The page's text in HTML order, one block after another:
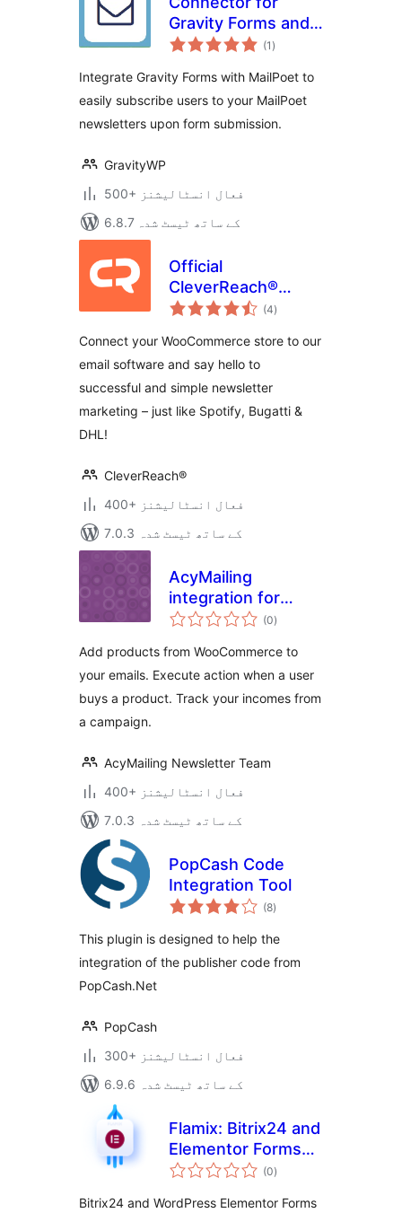
Gravity Forms and
MailPoet
(1 مجموعی
درجہ
)
Integrate Gravity Forms with MailPoet to
easily subscribe users to your MailPoet
newsletters upon form submission.
GravityWP
500+ فعال انسٹالیشنز
6.8.7 کے ساتھ ٹیسٹ شدہ
Official
CleverReach®
Plugin for
(4مجموعی
درجہ
)
Connect your WooCommerce store to our
email software and say hello to
successful and simple newsletter
marketing – just like Spotify, Bugatti &
DHL!
CleverReach®
400+ فعال انسٹالیشنز
7.0.3 کے ساتھ ٹیسٹ شدہ
AcyMailing
integration for
WooCommerce
(0مجموعی
درجہ
)
Add products from WooCommerce to
your emails. Execute action when a user
buys a product. Track your incomes from
a campaign.
AcyMailing Newsletter Team
400+ فعال انسٹالیشنز
7.0.3 کے ساتھ ٹیسٹ شدہ
PopCash Code
Integration Tool
(8مجموعی
درجہ
)
This plugin is designed to help the
integration of the publisher code from
PopCash.Net
PopCash
300+ فعال انسٹالیشنز
6.9.6 کے ساتھ ٹیسٹ شدہ
Flamix: Bitrix24 and
Elementor Forms
integration
(0مجموعی
درجہ
)
Bitrix24 and WordPress Elementor Forms